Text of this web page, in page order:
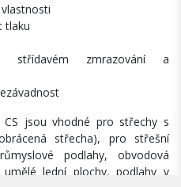
tlaku
střídavém zmrazování a
CS jsou vhodné pro střechy s
střecha), pro střešní
podlahy, obvodová
lední plochy, podlahy v